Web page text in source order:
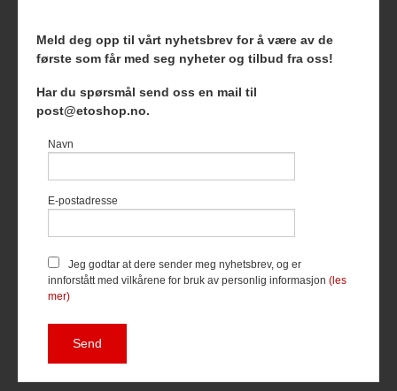
Frakt Kjøpsbetingelser Sikkerhet og personvern
Nyhetsbrev Blogg
Foretaksregisteret 927127954
du får en bedre kjøpsopplevelse og
bruker cookies hovedsaklig til å
hva du har puttet i handlekurven
din. Fortsett å bruke siden som
mer
Meld deg opp til vårt nyhetsbrev for å være av de
første som får med seg nyheter og tilbud fra oss!
Har du spørsmål send oss en mail til
post@etoshop.no.
Navn
E-postadresse
Jeg godtar at dere sender meg nyhetsbrev, og er
innforstått med vilkårene for bruk av personlig informasjon(les
mer)